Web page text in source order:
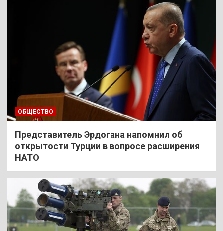
ОБЩЕСТВО
Представитель Эрдогана напомнил об
открытости Турции в вопросе расширения
НАТО